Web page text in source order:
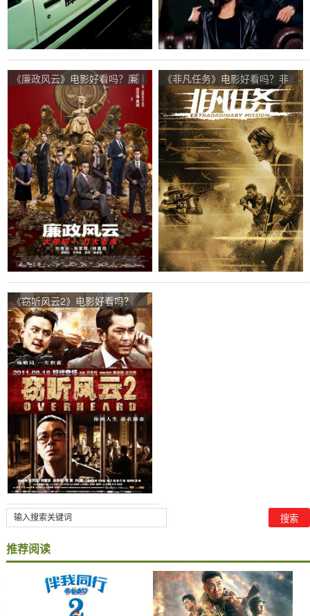
《廉政风云》电影好看吗？廉
政风云影评及简介
《非凡任务》电影好看吗？非
凡任务影评及简介
《窃听风云2》电影好看吗？
窃听风云2影评及简介
推荐阅读